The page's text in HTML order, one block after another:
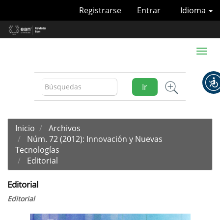
Contenido
principal
Idioma
Registrarse Entrar
Ir
Toggle
Inicio
Archivos
Núm. 72 (2012): Innovación y Nuevas
Tecnologías
Editorial
Editorial
Editorial